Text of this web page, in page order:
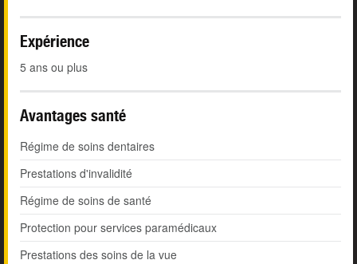
Expérience
5 ans ou plus
Avantages santé
Régime de soins dentaires
Prestations d'invalidité
Régime de soins de santé
Protection pour services paramédicaux
Prestations des soins de la vue